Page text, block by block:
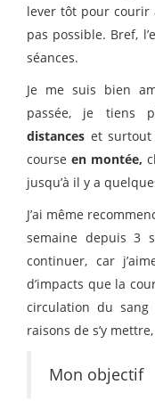
lever tôt pour courir
pas possible. Bref,
séances.
Je me suis bien
passée, je tiens
distances et
course en montée,
jusqu’à il y a
J’ai même
semaine depuis 3
continuer, car
d’impacts que la
circulation du
raisons de s’y
Mon objectif